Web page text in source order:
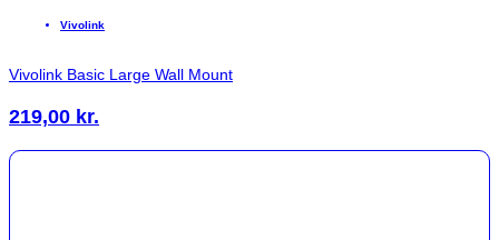
Vivolink
Vivolink Basic Large Wall Mount
219,00 kr.